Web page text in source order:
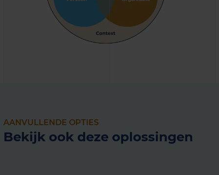
AANVULLENDE OPTIES
Bekijk ook deze oplossingen